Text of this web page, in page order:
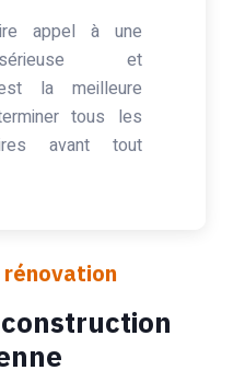
appel à une
et
la meilleure
tous les
avant tout